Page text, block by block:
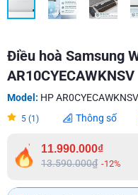
Điều hoà Samsung
AR10CYECAWKNSV
Model: HP AR0CYECAWKNSV
5 (1) Thông số
11.990.000₫
13.590.000₫ -12%